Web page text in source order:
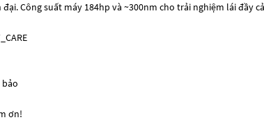
Công suất máy 184hp và ~300nm cho trải nghiệm lái đầy
ơn!